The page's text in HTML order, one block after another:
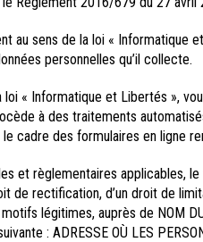
au sens de la loi « Informatique
personnelles qu’il collecte.
« Informatique et Libertés »,
à des traitements
cadre des formulaires en ligne
et règlementaires applicables,
de rectification, d’un droit de
légitimes, auprès de NOM
: ADRESSE OÙ LES